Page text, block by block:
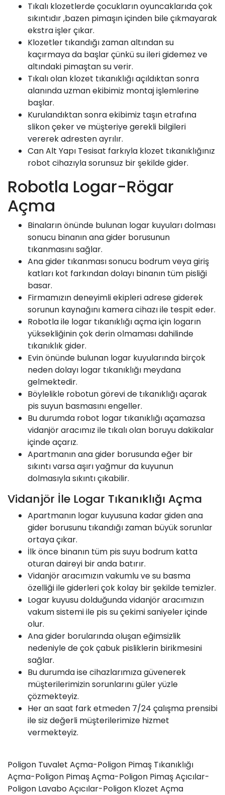
Tıkalı klozetlerde çocukların oyuncaklarıda çok
sıkıntıdır ,bazen pimaşın içinden bile çıkmayarak
ekstra işler çıkar.
Klozetler tıkandığı zaman altından su
kaçırmaya da başlar çünkü su ileri gidemez ve
altındaki pimaştan su verir.
Tıkalı olan klozet tıkanıklığı açıldıktan sonra
alanında uzman ekibimiz montaj işlemlerine
başlar.
Kurulandıktan sonra ekibimiz taşın etrafına
slikon çeker ve müşteriye gerekli bilgileri
vererek adresten ayrılır.
Can Alt Yapı Tesisat farkıyla klozet tıkanıklığınız
robot cihazıyla sorunsuz bir şekilde gider.
Robotla Logar-Rögar
Açma
Binaların önünde bulunan logar kuyuları dolması
sonucu binanın ana gider borusunun
tıkanmasını sağlar.
Ana gider tıkanması sonucu bodrum veya giriş
katları kot farkından dolayı binanın tüm pisliği
basar.
Firmamızın deneyimli ekipleri adrese giderek
sorunun kaynağını kamera cihazı ile tespit eder.
Robotla ile logar tıkanıklığı açma için logarın
yüksekliğinin çok derin olmaması dahilinde
tıkanıklık gider.
Evin önünde bulunan logar kuyularında birçok
neden dolayı logar tıkanıklığı meydana
gelmektedir.
Böylelikle robotun görevi de tıkanıklığı açarak
pis suyun basmasını engeller.
Bu durumda robot logar tıkanıklığı açamazsa
vidanjör aracımız ile tıkalı olan boruyu dakikalar
içinde açarız.
Apartmanın ana gider borusunda eğer bir
sıkıntı varsa aşırı yağmur da kuyunun
dolmasıyla sıkıntı çıkabilir.
Vidanjör İle Logar Tıkanıklığı Açma
Apartmanın logar kuyusuna kadar giden ana
gider borusunu tıkandığı zaman büyük sorunlar
ortaya çıkar.
İlk önce binanın tüm pis suyu bodrum katta
oturan daireyi bir anda batırır.
Vidanjör aracımızın vakumlu ve su basma
özelliği ile giderleri çok kolay bir şekilde temizler.
Logar kuyusu dolduğunda vidanjör aracımızın
vakum sistemi ile pis su çekimi saniyeler içinde
olur.
Ana gider borularında oluşan eğimsizlik
nedeniyle de çok çabuk pisliklerin birikmesini
sağlar.
Bu durumda ise cihazlarımıza güvenerek
müşterilerimizin sorunlarını güler yüzle
çözmekteyiz.
Her an saat fark etmeden 7/24 çalışma prensibi
ile siz değerli müşterilerimize hizmet
vermekteyiz.
Poligon Tuvalet Açma-Poligon Pimaş Tıkanıklığı
Açma-Poligon Pimaş Açma-Poligon Pimaş Açıcılar-
Poligon Lavabo Açıcılar-Poligon Klozet Açma